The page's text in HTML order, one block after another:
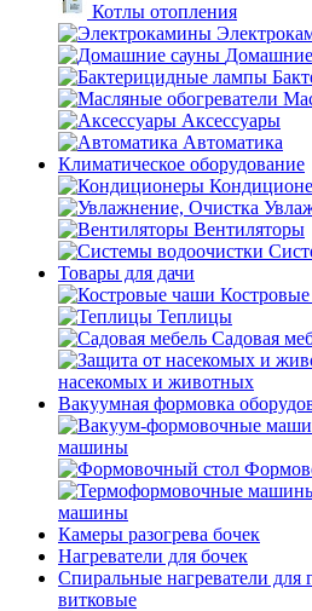
Котлы отопления
Аксессуары
Автоматика
Климатическое оборудование
Вентиляторы
Товары для дачи
Теплицы
Садовая
насекомых и животных
Вакуумная формовка
машины
машины
Камеры разогрева бочек
Нагреватели для бочек
Спиральные нагреватели для
витковые